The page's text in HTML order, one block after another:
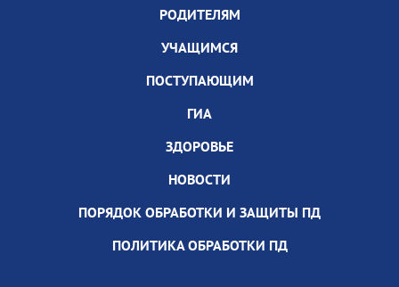
РОДИТЕЛЯМ
УЧАЩИМСЯ
ПОСТУПАЮЩИМ
ГИА
ЗДОРОВЬЕ
НОВОСТИ
ПОРЯДОК ОБРАБОТКИ И ЗАЩИТЫ ПД
ПОЛИТИКА ОБРАБОТКИ ПД